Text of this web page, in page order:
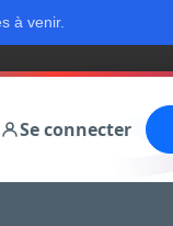
à venir.
Se connecter